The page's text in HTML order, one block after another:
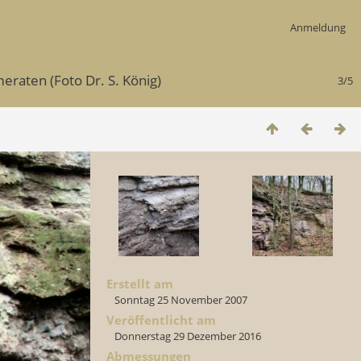
Anmeldung
3/5
(Foto Dr. S. König)
Erstellt am
Sonntag 25 November 2007
Veröffentlicht am
Donnerstag 29 Dezember 2016
Abmessungen